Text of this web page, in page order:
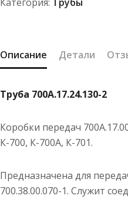
Описание Детали
Труба 700А.17.24.130-2
Коробки передач
К-700, К-700А, К-701.
Предназначена для
700.38.00.070-1. Служит